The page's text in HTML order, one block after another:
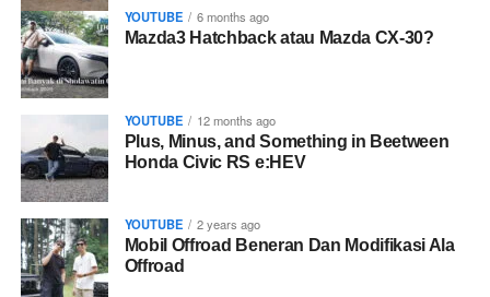
YOUTUBE 6 months ago
Mazda3 Hatchback atau Mazda CX-30?
YOUTUBE 12 months ago
Plus, Minus, and Something in Beetween
Honda Civic RS e:HEV
YOUTUBE 2 years ago
Mobil Offroad Beneran Dan Modifikasi Ala
Offroad